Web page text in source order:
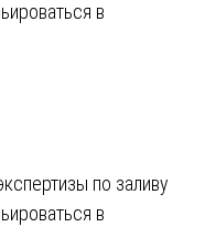
в
по заливу
в